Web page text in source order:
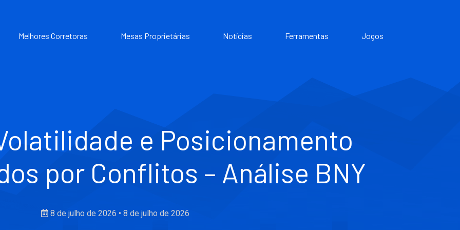
Melhores Corretoras Mesas Proprietárias Notícias Ferramentas Jogos
e Posicionamento
por Conflitos – Análise BNY
8 de julho de 2026 • 8 de julho de 2026